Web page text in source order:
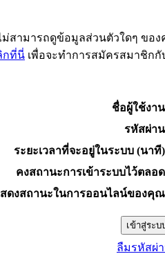
สามารถดูข้อมูลส่วนตัวใดๆ ขอ
กที่นี่ เพื่อจะทำการสมัครสมาชิกกั
ชื่อผู้ใช้งา
รหัสผ่า
ระยะเวลาที่จะอยู่ในระบบ (นาที
คงสถานะการเข้าระบบไว้ตลอ
ดงสถานะในการออนไลน์ของคุ
ลืมรหัสผ่